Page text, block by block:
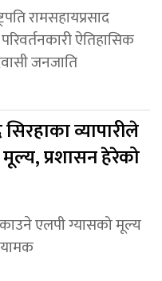
रामसहायप्रसाद
ऐतिहासिक
जनजाति
व्यापारीले
प्रशासन हेरेको
एलपी ग्यासको मूल्य